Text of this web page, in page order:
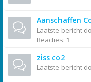
Aanschaffen
Laatste bericht
Reacties: 1
ziss co2
Laatste bericht